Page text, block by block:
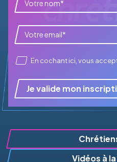
En cochant ici, vous
Je valide mon
Vidéos à